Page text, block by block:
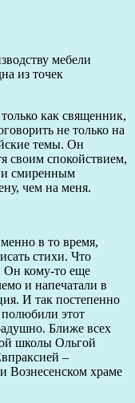
мебели
из точек
как священник,
не только на
темы. Он
своим спокойствием,
и смиренным
чем на меня.
в то время,
стихи. Что
Он кому-то еще
и напечатали в
И так постепенно
этот
Ближе всех
школы Ольгой
–
Вознесенском храме